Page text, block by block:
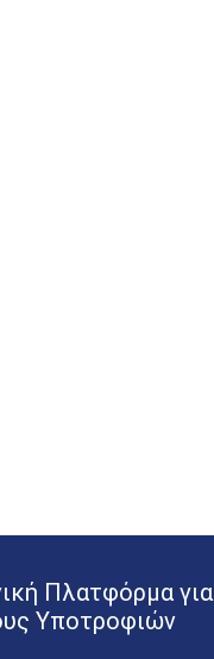
Πλατφόρμα για
Υποτροφιών